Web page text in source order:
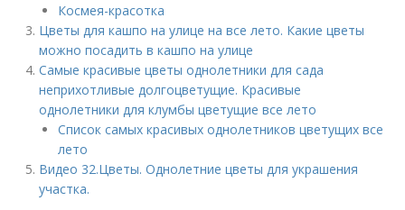
Космея-красотка
Цветы для кашпо на улице на все лето. Какие цветы
можно посадить в кашпо на улице
Самые красивые цветы однолетники для сада
неприхотливые долгоцветущие. Красивые
однолетники для клумбы цветущие все лето
Список самых красивых однолетников цветущих все
лето
Видео 32.Цветы. Однолетние цветы для украшения
участка.